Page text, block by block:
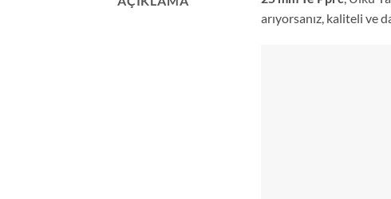
arıyorsanız, kaliteli ve